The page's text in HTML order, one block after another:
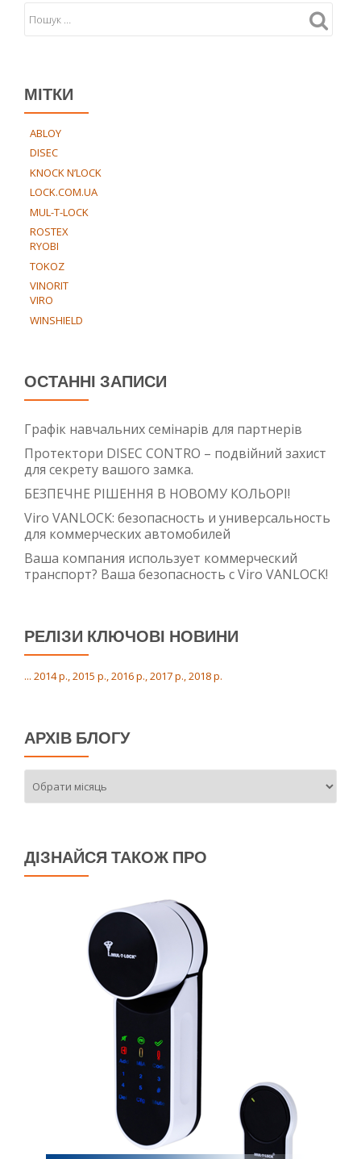
МІТКИ
ABLOY
DISEC
KNOCK N’LOCK
LOCK.COM.UA
MUL-T-LOCK
ROSTEX
RYOBI
TOKOZ
VINORIT
VIRO
WINSHIELD
ОСТАННІ ЗАПИСИ
Графік навчальних семінарів для партнерів
Протектори DISEC CONTRO – подвійний захист
для секрету вашого замка.
БЕЗПЕЧНЕ РІШЕННЯ В НОВОМУ КОЛЬОРІ!
Viro VANLOCK: безопасность и универсальность
для коммерческих автомобилей
Ваша компания использует коммерческий
транспорт? Ваша безопасность с Viro VANLOCK!
РЕЛІЗИ КЛЮЧОВІ НОВИНИ
... 2014 р., 2015 р., 2016 р., 2017 р., 2018 р.
АРХІВ БЛОГУ
блогу
ДІЗНАЙСЯ ТАКОЖ ПРО